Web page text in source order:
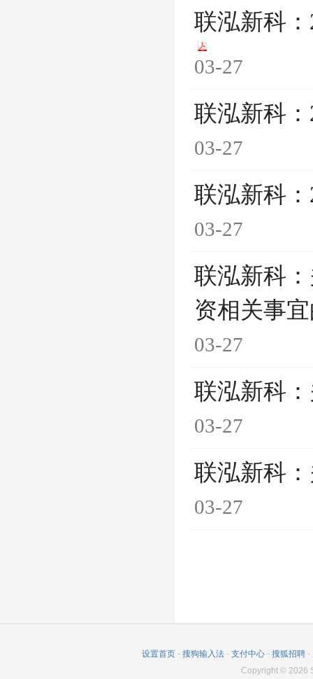
联泓新科
03-27
联泓新科
03-27
联泓新科
03-27
联泓新科
资相关事
03-27
联泓新科
03-27
联泓新科
03-27
设置首页 - 搜狗输入法 - 支付中心 - 搜狐招聘 -
Copyright © 2026